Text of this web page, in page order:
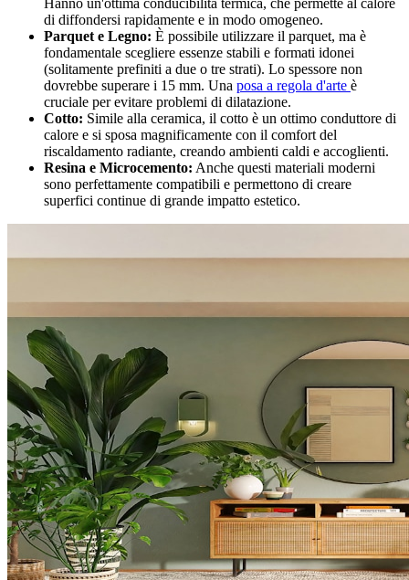
Hanno un'ottima conducibilità termica, che permette al calore
di diffondersi rapidamente e in modo omogeneo.
Parquet e Legno: È possibile utilizzare il parquet, ma è
fondamentale scegliere essenze stabili e formati idonei
(solitamente prefiniti a due o tre strati). Lo spessore non
dovrebbe superare i 15 mm. Una posa a regola d'arte è
cruciale per evitare problemi di dilatazione.
Cotto: Simile alla ceramica, il cotto è un ottimo conduttore di
calore e si sposa magnificamente con il comfort del
riscaldamento radiante, creando ambienti caldi e accoglienti.
Resina e Microcemento: Anche questi materiali moderni
sono perfettamente compatibili e permettono di creare
superfici continue di grande impatto estetico.